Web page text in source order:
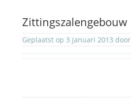
Zittingszalengebouw
Geplaatst op 3 januari 2013 door